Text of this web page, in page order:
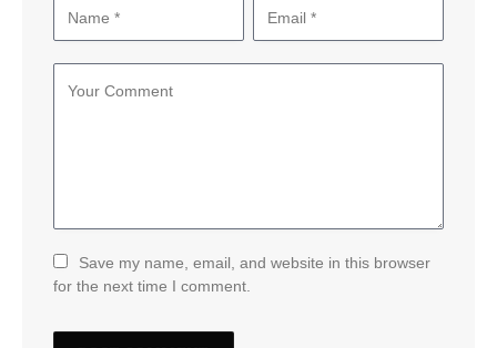
Save my name, email, and website in this browser
for the next time I comment.